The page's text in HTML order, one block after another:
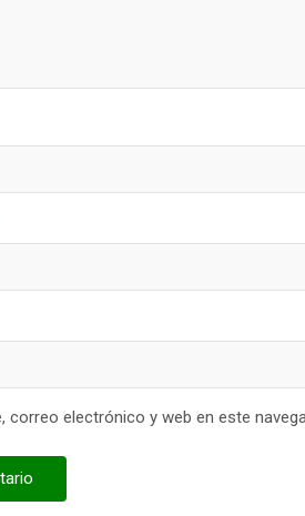
correo electrónico y web en este